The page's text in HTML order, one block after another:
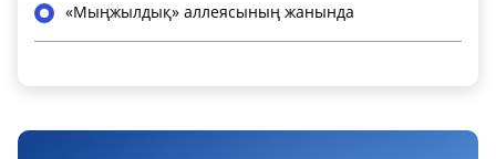
«Мыңжылдық» аллеясының жанында